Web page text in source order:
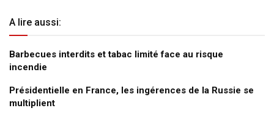
A lire aussi:
Barbecues interdits et tabac limité face au risque
incendie
Présidentielle en France, les ingérences de la Russie se
multiplient